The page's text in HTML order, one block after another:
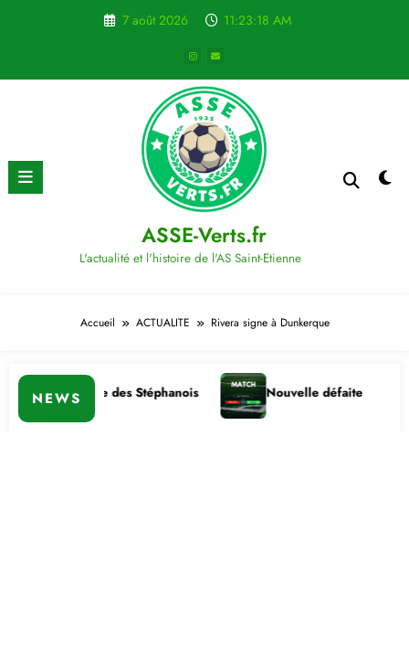
7 août 2026 11:23:18 AM
ASSE-Verts.fr
L'actualité et l'histoire de l'AS Saint-Etienne
Accueil ACTUALITE Rivera signe à Dunkerque
NEWS
importante des Stéphanois Nouvelle défaite